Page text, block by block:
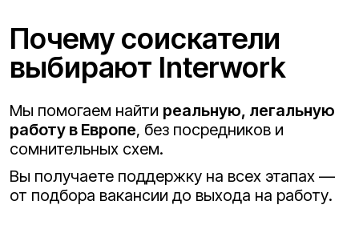
Почему соискатели
выбирают Interwork
Мы помогаем найти реальную, легальную
работу в Европе, без посредников и
сомнительных схем.
Вы получаете поддержку на всех этапах —
от подбора вакансии до выхода на работу.